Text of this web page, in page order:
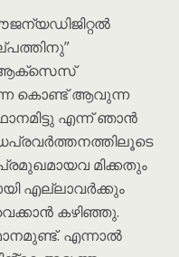
ആക്സെസ്
കൊണ്ട് ആവുന്ന
എന്ന് ഞാൻ
മിക്കതും
എല്ലാവർക്കും
കഴിഞ്ഞു.
എന്നാൽ